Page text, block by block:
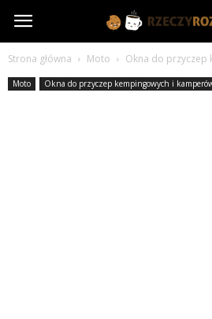
rzeczyrozne.pl
Strona główna Moto Okna do przyczep
Moto Okna do przyczep kempingowych i